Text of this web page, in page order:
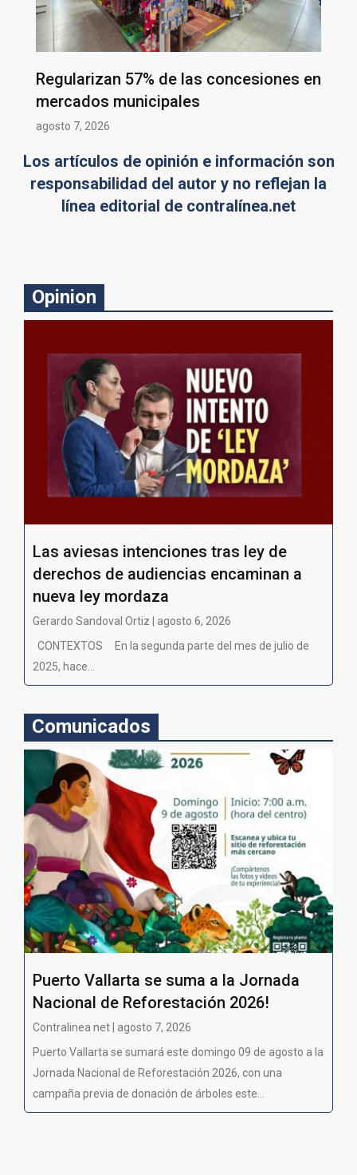
Regularizan 57% de las concesiones en
mercados municipales
agosto 7, 2026
Los artículos de opinión e información son
responsabilidad del autor y no reflejan la
línea editorial de contralínea.net
Opinion
Las aviesas intenciones tras ley de
derechos de audiencias encaminan a
nueva ley mordaza
Gerardo Sandoval Ortiz | agosto 6, 2026
CONTEXTOS En la segunda parte del mes de julio de
2025, hace...
Comunicados
Puerto Vallarta se suma a la Jornada
Nacional de Reforestación 2026!
Contralinea net | agosto 7, 2026
Puerto Vallarta se sumará este domingo 09 de agosto a la
Jornada Nacional de Reforestación 2026, con una
campaña previa de donación de árboles este...